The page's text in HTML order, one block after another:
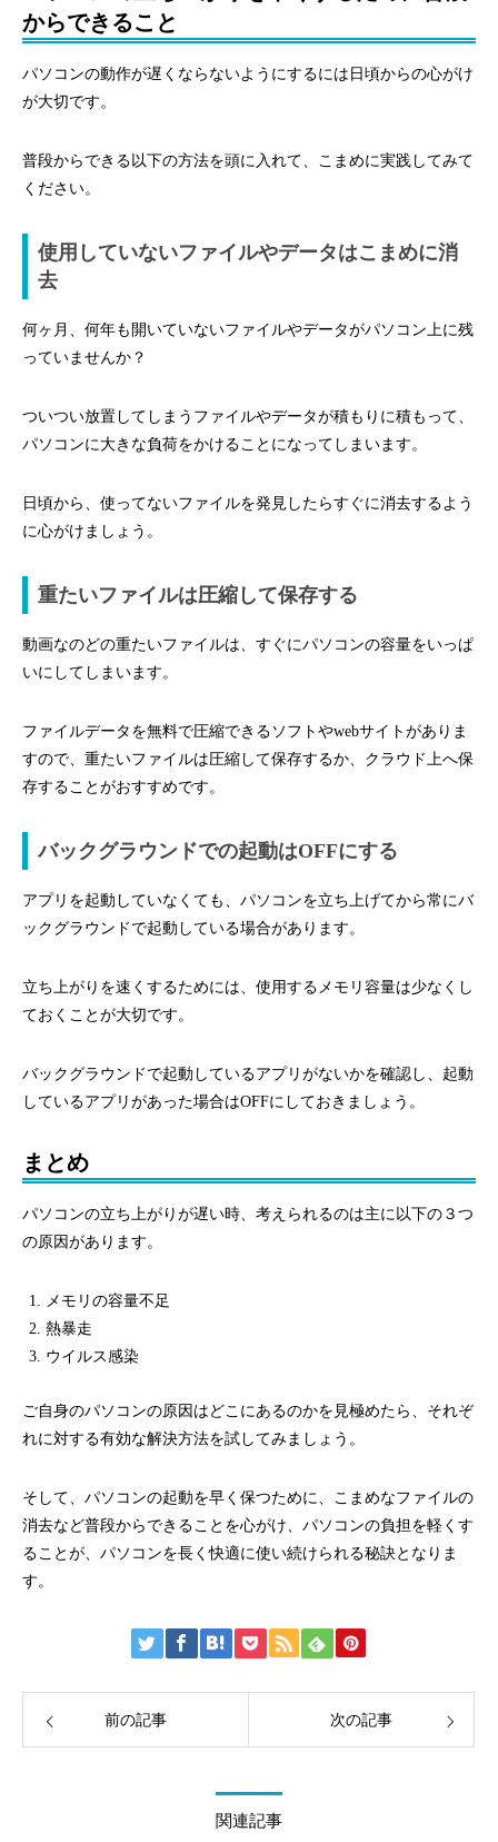
からできること
パソコンの動作が遅くならないようにするには日頃からの心がけ
が大切です。
普段からできる以下の方法を頭に入れて、こまめに実践してみて
ください。
使用していないファイルやデータはこまめに消
去
何ヶ月、何年も開いていないファイルやデータがパソコン上に残
っていませんか？
ついつい放置してしまうファイルやデータが積もりに積もって、
パソコンに大きな負荷をかけることになってしまいます。
日頃から、使ってないファイルを発見したらすぐに消去するよう
に心がけましょう。
重たいファイルは圧縮して保存する
動画なのどの重たいファイルは、すぐにパソコンの容量をいっぱ
いにしてしまいます。
ファイルデータを無料で圧縮できるソフトやwebサイトがありま
すので、重たいファイルは圧縮して保存するか、クラウド上へ保
存することがおすすめです。
バックグラウンドでの起動はOFFにする
アプリを起動していなくても、パソコンを立ち上げてから常にバ
ックグラウンドで起動している場合があります。
立ち上がりを速くするためには、使用するメモリ容量は少なくし
ておくことが大切です。
バックグラウンドで起動しているアプリがないかを確認し、起動
しているアプリがあった場合はOFFにしておきましょう。
まとめ
パソコンの立ち上がりが遅い時、考えられるのは主に以下の３つ
の原因があります。
メモリの容量不足
熱暴走
ウイルス感染
ご自身のパソコンの原因はどこにあるのかを見極めたら、それぞ
れに対する有効な解決方法を試してみましょう。
そして、パソコンの起動を早く保つために、こまめなファイルの
消去など普段からできることを心がけ、パソコンの負担を軽くす
ることが、パソコンを長く快適に使い続けられる秘訣となりま
す。
前の記事 次の記事
関連記事